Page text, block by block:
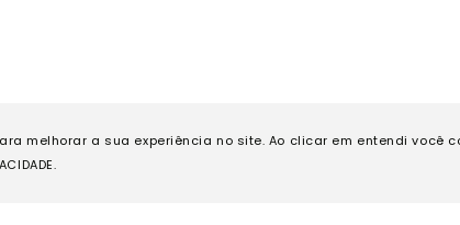
melhorar a sua experiência no site. Ao clicar em entendi você